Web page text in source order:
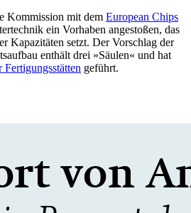
Kommission mit dem European Chips
ein Vorhaben angestoßen, das
Kapazitäten setzt. Der Vorschlag der
enthält drei »Säulen« und hat
Ferti­gungsstätten geführt.